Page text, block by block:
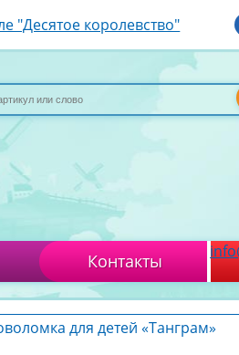
"Десятое королевство"
Контакты
для детей «Танграм»